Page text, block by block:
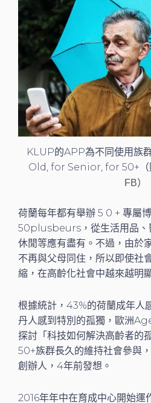
KLUP的APP為不同使用族
Old, for Senior, for 50+（
FB）
荷蘭每年都有舉辦 5 0 + 專屬博
50plusbeurs，從生活用品、
休閒等應有盡有。不過，由於
不再與父母同住，所以即使社
縮，在高齡化社會中越來越明
根據統計，43%的荷蘭成年人
丹人感到特別的孤獨，歐洲
探討「科技如何解決高齡者的
50+族群長久的維持社會參與
創辦人，4年前發想。
2016年年中在育成中心開始運